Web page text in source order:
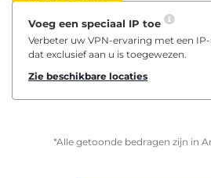
Voeg een speciaal IP toe
Verbeter uw VPN-ervaring met een
dat exclusief aan u is toegewezen.
Zie beschikbare locaties
*Alle getoonde bedragen zijn in